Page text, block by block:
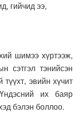
гийчид ээ,
шимээ хүртээж,
сэтгэл тэнийсэн
эвийн хүчит
их баяр
бэлэн боллоо.